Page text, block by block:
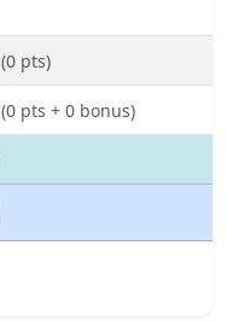
(0 pts)
(0 pts + 0 bonus)